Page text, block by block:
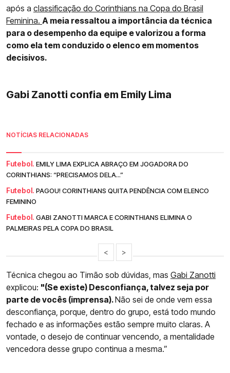
após a classificação do Corinthians na Copa do Brasil
Feminina. A meia ressaltou a importância da técnica
para o desempenho da equipe e valorizou a forma
como ela tem conduzido o elenco em momentos
decisivos.
Gabi Zanotti confia em Emily Lima
NOTÍCIAS RELACIONADAS
Futebol. EMILY LIMA EXPLICA ABRAÇO EM JOGADORA DO
CORINTHIANS: “PRECISAMOS DELA...”
Futebol. PAGOU! CORINTHIANS QUITA PENDÊNCIA COM ELENCO
FEMININO
Futebol. GABI ZANOTTI MARCA E CORINTHIANS ELIMINA O
PALMEIRAS PELA COPA DO BRASIL
< >
Técnica chegou ao Timão sob dúvidas, mas Gabi Zanotti
explicou: "(Se existe) Desconfiança, talvez seja por
parte de vocês (imprensa).Não sei de onde vem essa
desconfiança, porque, dentro do grupo, está todo mundo
fechado e as informações estão sempre muito claras. A
vontade, o desejo de continuar vencendo, a mentalidade
vencedora desse grupo continua a mesma.”